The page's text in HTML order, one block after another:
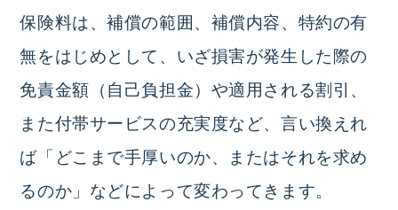
保険料は、補償の範囲、補償内容、特約の有
無をはじめとして、いざ損害が発生した際の
免責金額（自己負担金）や適用される割引、
また付帯サービスの充実度など、言い換えれ
ば「どこまで手厚いのか、またはそれを求め
るのか」などによって変わってきます。